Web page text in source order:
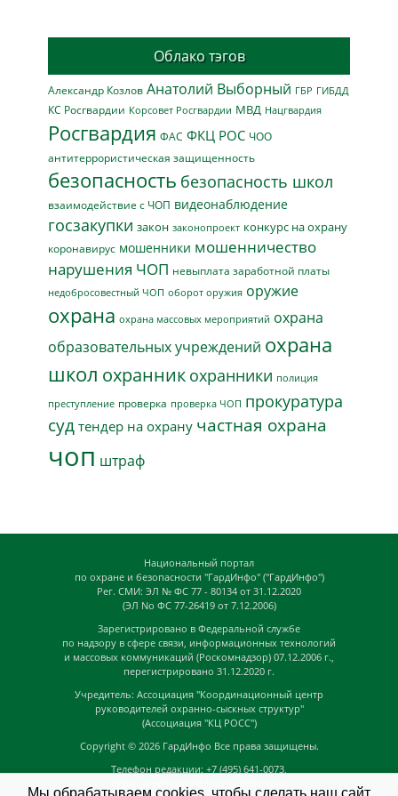
Облако тэгов
Александр Козлов Анатолий Выборный ГБР ГИБДД
КС Росгвардии Корсовет Росгвардии МВД Нацгвардия
Росгвардия ФАС ФКЦ РОС ЧОО
антитеррористическая защищенность
безопасность безопасность школ
взаимодействие с ЧОП видеонаблюдение
госзакупки закон законопроект конкурс на охрану
коронавирус мошенники мошенничество
нарушения ЧОП невыплата заработной платы
недобросовестный ЧОП оборот оружия оружие
охрана охрана массовых мероприятий охрана
образовательных учреждений охрана
школ охранник охранники полиция
преступление проверка проверка ЧОП прокуратура
суд тендер на охрану частная охрана
чоп штраф
Национальный портал
по охране и безопасности "ГардИнфо" ("ГардИнфо")
Рег. СМИ: ЭЛ № ФС 77 - 80134 от 31.12.2020
(ЭЛ No ФС 77-26419 от 7.12.2006)
Зарегистрировано в Федеральной службе
по надзору в сфере связи, информационных технологий
и массовых коммуникаций (Роскомнадзор) 07.12.2006 г.,
перегистрировано 31.12.2020 г.
Учредитель: Ассоциация "Координационный центр
руководителей охранно-сыскных структур"
(Ассоциация "КЦ РОСС")
Copyright © 2026 ГардИнфо Все права защищены.
Телефон редакции: +7 (495) 641-0073,
Мы обрабатываем cookies, чтобы сделать наш сайт